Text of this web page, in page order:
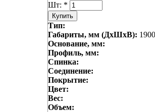
Шт: *
Тип:
Габариты, мм (ДхШхВ):
Основание, мм:
Профиль, мм:
Спинка:
Соединение:
Покрытие:
Цвет:
Вес:
Объем: